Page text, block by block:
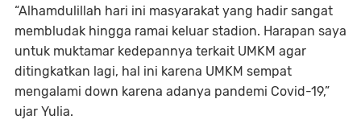
“Alhamdulillah hari ini masyarakat yang hadir sangat
membludak hingga ramai keluar stadion. Harapan saya
untuk muktamar kedepannya terkait UMKM agar
ditingkatkan lagi, hal ini karena UMKM sempat
mengalami down karena adanya pandemi Covid-19,”
ujar Yulia.